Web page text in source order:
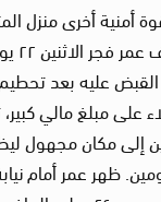
أمنية أخرى منزل
القبض عليه بعد
على مبلغ مالي
إلى مكان مجهول
ظهر عمر أمام